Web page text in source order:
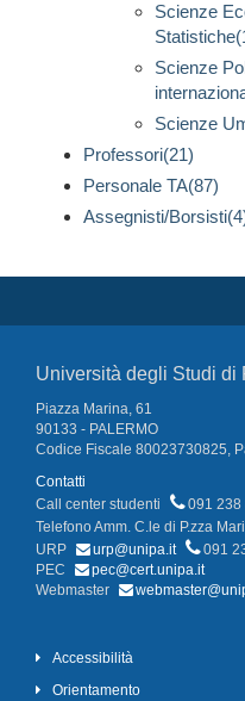
Scienze
Scienze
Scienze
Professori(21)
Personale TA(87)
Assegnisti/
Università degli Studi di
Piazza Marina, 61
90133 - PALERMO
Codice Fiscale 80023730825,
Contatti
Call center studenti
091 238
Telefono Amm. C.le di P.zza
URP
urp@unipa.it
091
PEC
pec@cert.unipa.it
Webmaster
Accessibilità
Orientamento